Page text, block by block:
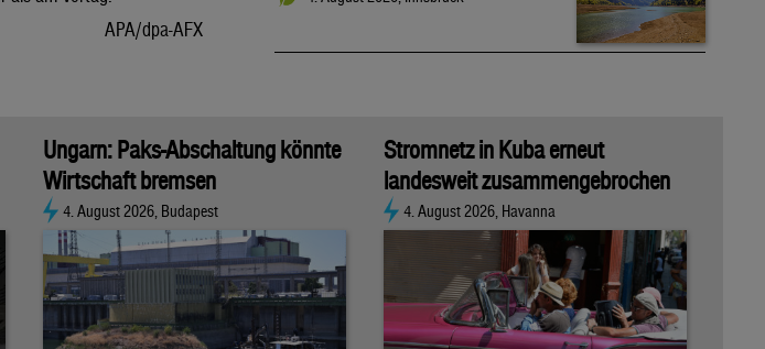
APA/dpa-AFX
Ungarn: Paks-Abschaltung könnte
Wirtschaft bremsen
4. August 2026, Budapest
Stromnetz in Kuba erneut
landesweit zusammengebrochen
4. August 2026, Havanna